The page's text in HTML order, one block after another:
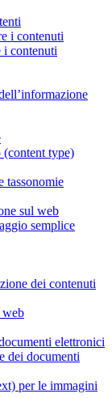
i contenuti
i contenuti
type)
tassonomie
sul web
semplice
dei contenuti
web
elettronici
dei documenti
per le immagini